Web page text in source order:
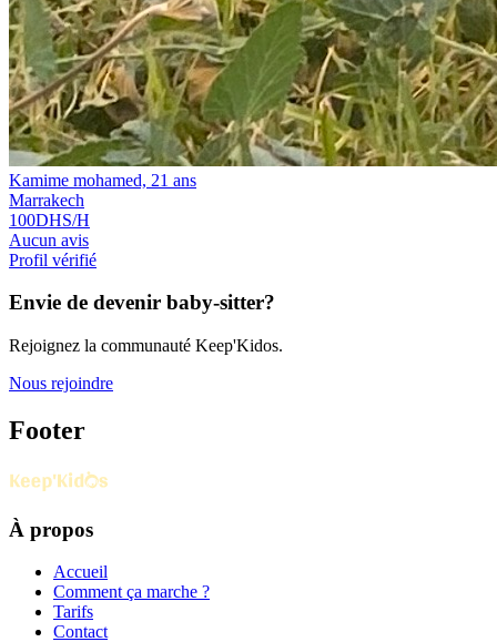
Kamime mohamed, 21 ans
Marrakech
100DHS/H
Aucun avis
Profil vérifié
Envie de devenir baby-sitter?
Rejoignez la communauté Keep'Kidos.
Nous rejoindre
Footer
À propos
Accueil
Comment ça marche ?
Tarifs
Contact